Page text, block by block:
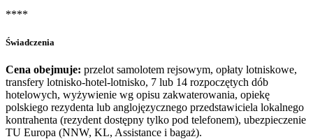
****
Świadczenia
Cena obejmuje: przelot samolotem rejsowym, opłaty lotniskowe,
transfery lotnisko-hotel-lotnisko, 7 lub 14 rozpoczętych dób
hotelowych, wyżywienie wg opisu zakwaterowania, opiekę
polskiego rezydenta lub anglojęzycznego przedstawiciela lokalnego
kontrahenta (rezydent dostępny tylko pod telefonem), ubezpieczenie
TU Europa (NNW, KL, Assistance i bagaż).